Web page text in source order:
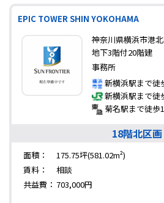
EPIC TOWER SHIN YOKOHAMA
神奈川県横浜市港
地下3階付20階建
事務所
新横浜駅まで徒
新横浜駅まで徒
菊名駅まで徒歩
18階北区画
面積：
175.75坪(581.02m²)
賃料：
相談
共益費： 703,000円